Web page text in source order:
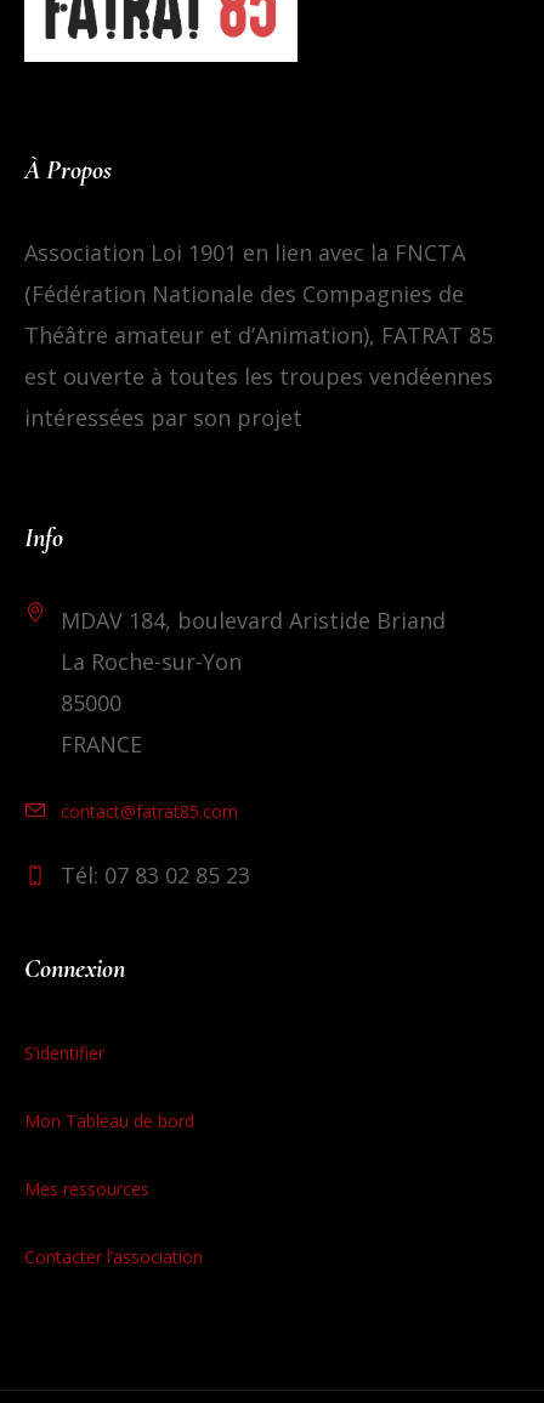
À Propos
Association Loi 1901 en lien avec la FNCTA
(Fédération Nationale des Compagnies de
Théâtre amateur et d’Animation), FATRAT 85
est ouverte à toutes les troupes vendéennes
intéressées par son projet
Info
MDAV 184, boulevard Aristide Briand
La Roche-sur-Yon
85000
FRANCE
contact@fatrat85.com
Tél: 07 83 02 85 23
Connexion
S’identifier
Mon Tableau de bord
Mes ressources
Contacter l’association